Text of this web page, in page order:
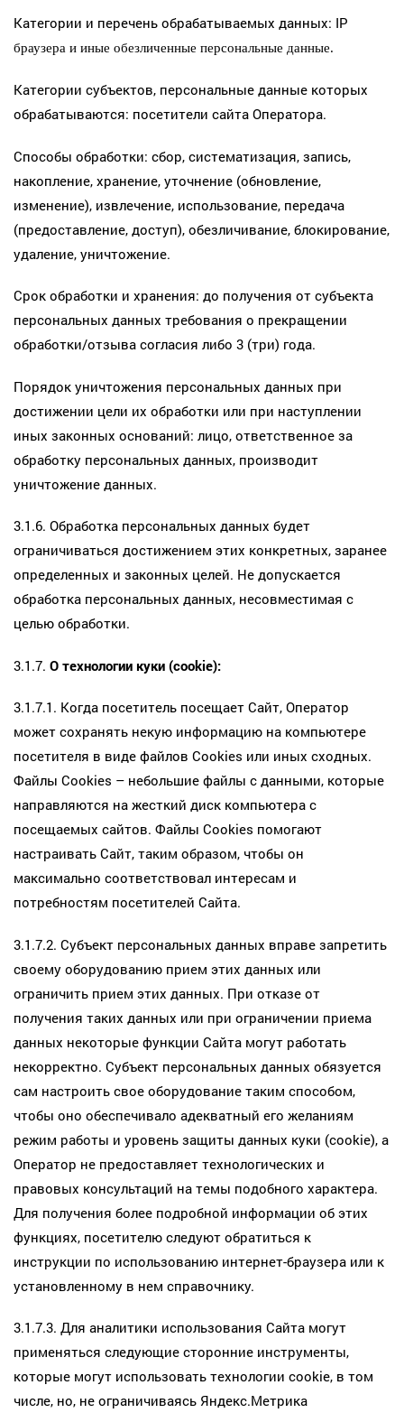
Категории и перечень обрабатываемых данных: IP
браузера и иные обезличенные персональные данные.
Категории субъектов, персональные данные которых
обрабатываются: посетители сайта Оператора.
Способы обработки: сбор, систематизация, запись,
накопление, хранение, уточнение (обновление,
изменение), извлечение, использование, передача
(предоставление, доступ), обезличивание, блокирование,
удаление, уничтожение.
Срок обработки и хранения: до получения от субъекта
персональных данных требования о прекращении
обработки/отзыва согласия либо 3 (три) года.
Порядок уничтожения персональных данных при
достижении цели их обработки или при наступлении
иных законных оснований: лицо, ответственное за
обработку персональных данных, производит
уничтожение данных.
3.1.6. Обработка персональных данных будет
ограничиваться достижением этих конкретных, заранее
определенных и законных целей. Не допускается
обработка персональных данных, несовместимая с
целью обработки.
3.1.7. О технологии куки (cookie):
3.1.7.1. Когда посетитель посещает Сайт, Оператор
может сохранять некую информацию на компьютере
посетителя в виде файлов Cookies или иных сходных.
Файлы Cookies – небольшие файлы с данными, которые
направляются на жесткий диск компьютера с
посещаемых сайтов. Файлы Cookies помогают
настраивать Сайт, таким образом, чтобы он
максимально соответствовал интересам и
потребностям посетителей Сайта.
3.1.7.2. Субъект персональных данных вправе запретить
своему оборудованию прием этих данных или
ограничить прием этих данных. При отказе от
получения таких данных или при ограничении приема
данных некоторые функции Сайта могут работать
некорректно. Субъект персональных данных обязуется
сам настроить свое оборудование таким способом,
чтобы оно обеспечивало адекватный его желаниям
режим работы и уровень защиты данных куки (cookie), а
Оператор не предоставляет технологических и
правовых консультаций на темы подобного характера.
Для получения более подробной информации об этих
функциях, посетителю следуют обратиться к
инструкции по использованию интернет-браузера или к
установленному в нем справочнику.
3.1.7.3. Для аналитики использования Сайта могут
применяться следующие сторонние инструменты,
которые могут использовать технологии cookie, в том
числе, но, не ограничиваясь Яндекс.Метрика